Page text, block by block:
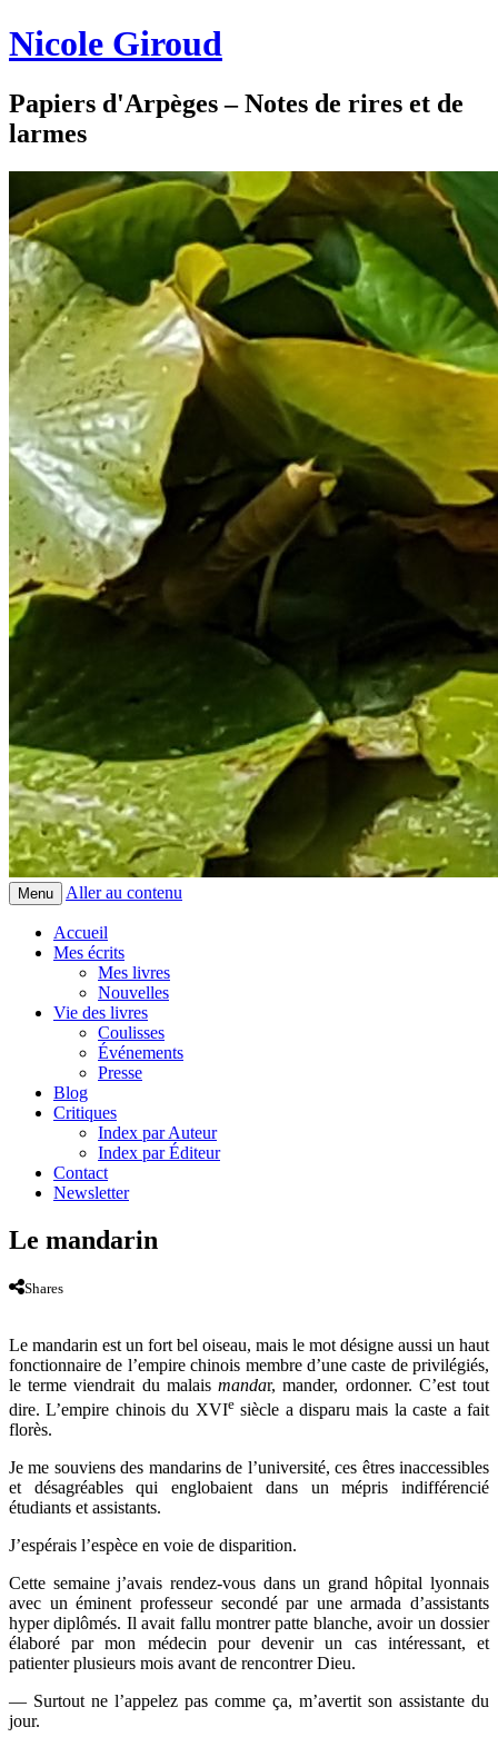
Nicole Giroud
Papiers d'Arpèges – Notes de rires et de
larmes
Menu Aller au contenu
Accueil
Mes écrits
Mes livres
Nouvelles
Vie des livres
Coulisses
Événements
Presse
Blog
Critiques
Index par Auteur
Index par Éditeur
Contact
Newsletter
Le mandarin
Shares
Le mandarin est un fort bel oiseau, mais le mot désigne aussi un haut
fonctionnaire de l’empire chinois membre d’une caste de privilégiés,
le terme viendrait du malaismandar, mander, ordonner. C’est tout
dire. L’empire chinois du XVIesiècle a disparu mais la caste a fait
florès.
Je me souviens des mandarins de l’université, ces êtres inaccessibles
et désagréables qui englobaient dans un mépris indifférencié
étudiants et assistants.
J’espérais l’espèce en voie de disparition.
Cette semaine j’avais rendez-vous dans un grand hôpital lyonnais
avec un éminent professeur secondé par une armada d’assistants
hyper diplômés. Il avait fallu montrer patte blanche, avoir un dossier
élaboré par mon médecin pour devenir un cas intéressant, et
patienter plusieurs mois avant de rencontrer Dieu.
— Surtout ne l’appelez pas comme ça, m’avertit son assistante du
jour.